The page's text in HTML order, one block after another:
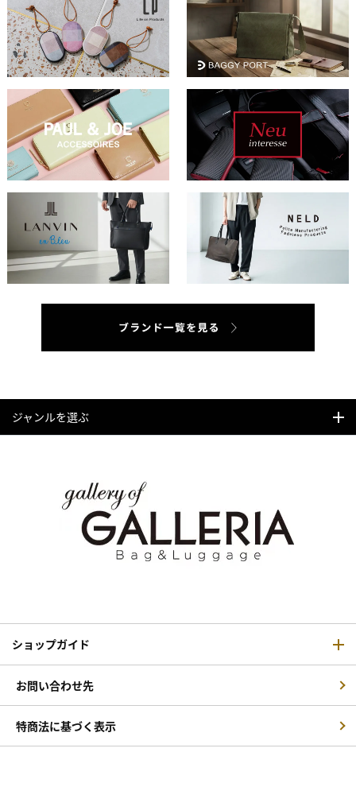
ジャンルを選ぶ
ショップガイド
お問い合わせ先
特商法に基づく表示